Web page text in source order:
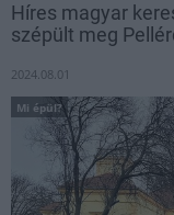
Híres magyar
szépült meg
2024.08.01
Mi épül?